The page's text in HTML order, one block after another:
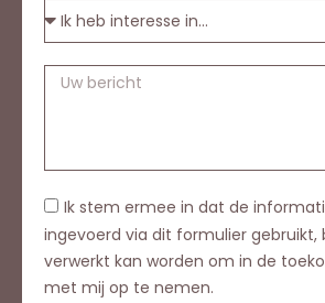
Ik stem ermee in dat de
ingevoerd via dit formulier gebruikt,
verwerkt kan worden om in de
met mij op te nemen.